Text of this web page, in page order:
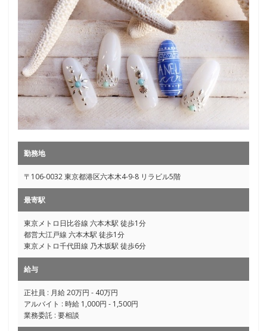
勤務地
〒106-0032 東京都港区六本木4-9-8 リラビル5階
最寄駅
東京メトロ日比谷線 六本木駅 徒歩1分
都営大江戸線 六本木駅 徒歩1分
東京メトロ千代田線 乃木坂駅 徒歩6分
給与
正社員 : 月給 20万円 - 40万円
アルバイト : 時給 1,000円 - 1,500円
業務委託 : 要相談